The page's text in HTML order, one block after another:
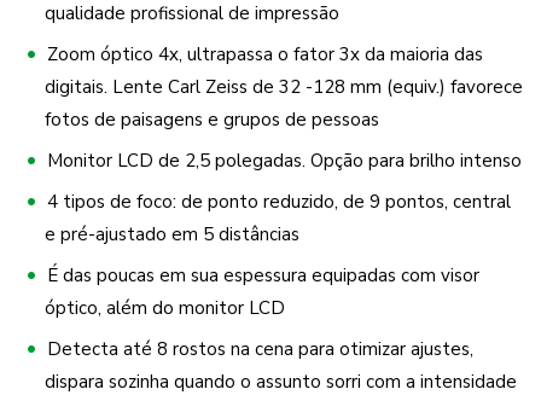
qualidade profissional de impressão
Zoom óptico 4x, ultrapassa o fator 3x da maioria das
digitais. Lente Carl Zeiss de 32 -128 mm (equiv.) favorece
fotos de paisagens e grupos de pessoas
Monitor LCD de 2,5 polegadas. Opção para brilho intenso
4 tipos de foco: de ponto reduzido, de 9 pontos, central
e pré-ajustado em 5 distâncias
É das poucas em sua espessura equipadas com visor
óptico, além do monitor LCD
Detecta até 8 rostos na cena para otimizar ajustes,
dispara sozinha quando o assunto sorri com a intensidade